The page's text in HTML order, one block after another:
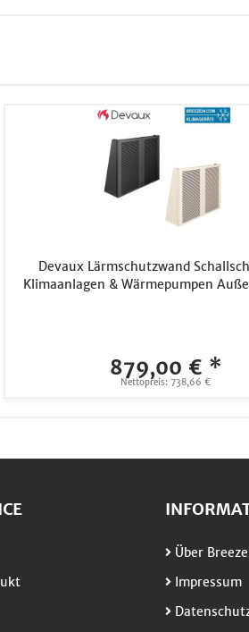
Devaux Lärmschutzwand
Klimaanlagen & Wärmepumpen
879,00 € *
Nettopreis: 738,66 €
Über
Impressum